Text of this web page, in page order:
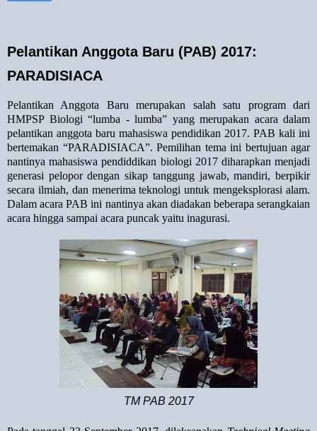
Pelantikan Anggota Baru (PAB) 2017:
PARADISIACA
Pelantikan Anggota Baru merupakan salah satu program dari
HMPSP Biologi “lumba - lumba” yang merupakan acara dalam
pelantikan anggota baru mahasiswa pendidikan 2017. PAB kali ini
bertemakan “PARADISIACA”. Pemilihan tema ini bertujuan agar
nantinya mahasiswa pendiddikan biologi 2017 diharapkan menjadi
generasi pelopor dengan sikap tanggung jawab, mandiri, berpikir
secara ilmiah, dan menerima teknologi untuk mengeksplorasi alam.
Dalam acara PAB ini nantinya akan diadakan beberapa serangkaian
acara hingga sampai acara puncak yaitu inagurasi.
TM PAB 2017